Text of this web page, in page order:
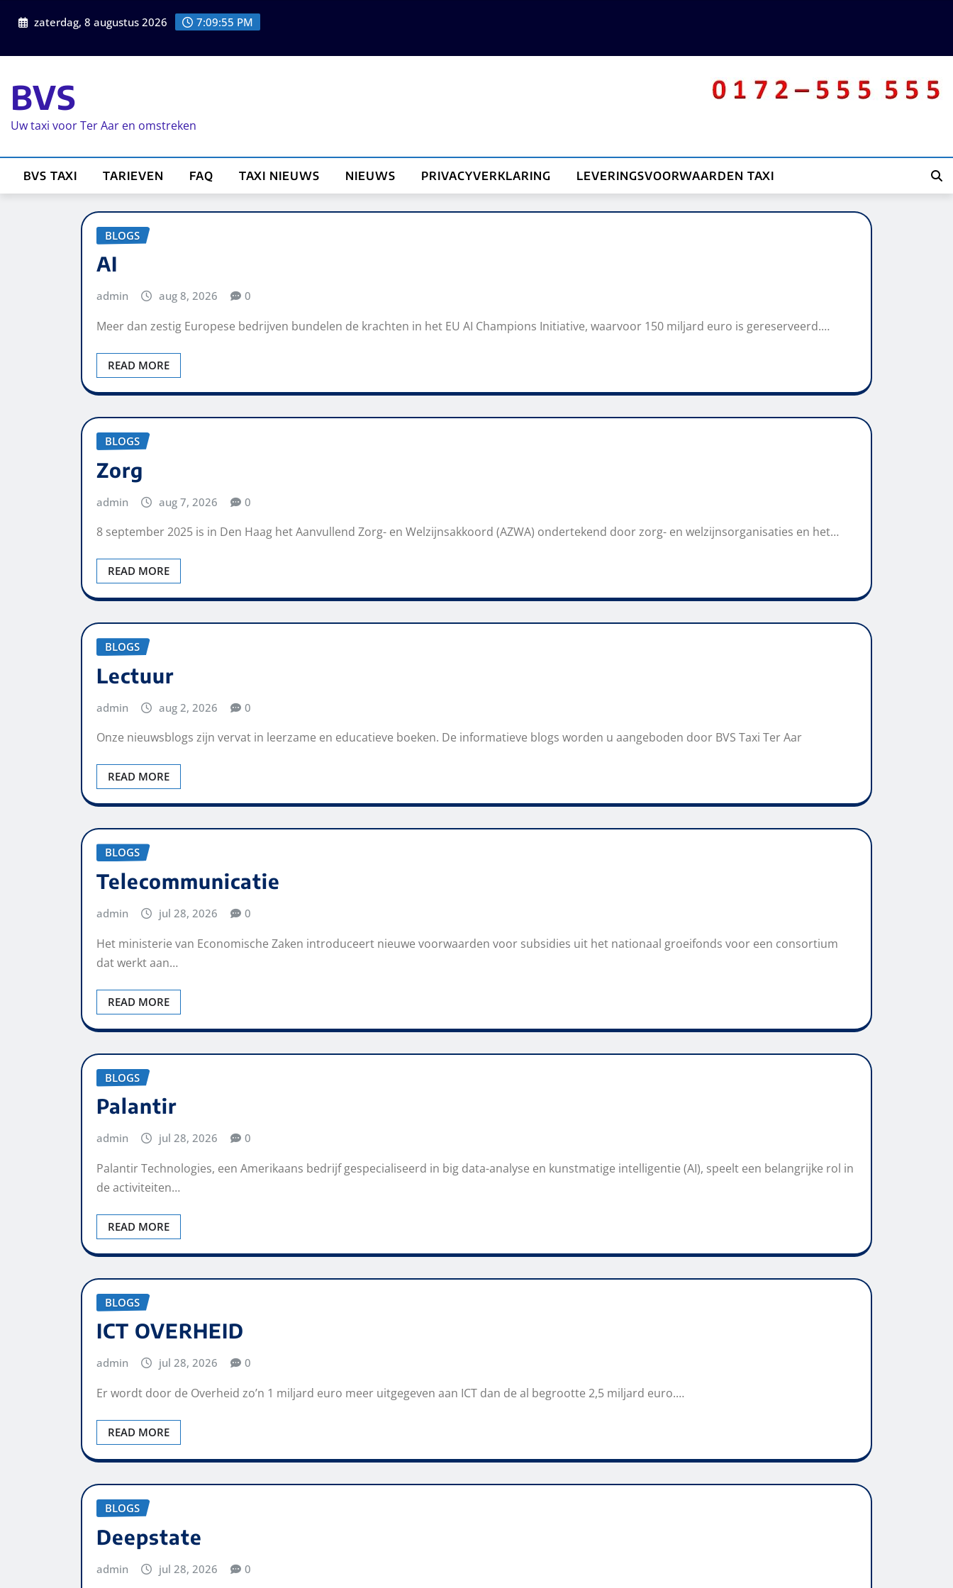
zaterdag, 8 augustus 2026 7:09:55 PM
BVS
Uw taxi voor Ter Aar en omstreken
BVS TAXI TARIEVEN FAQ TAXI NIEUWS NIEUWS PRIVACYVERKLARING LEVERINGSVOORWAARDEN TAXI
BLOGS
AI
admin aug 8, 2026 0
Meer dan zestig Europese bedrijven bundelen de krachten in het EU AI Champions Initiative, waarvoor 150 miljard euro is gereserveerd.…
READ MORE
BLOGS
Zorg
admin aug 7, 2026 0
8 september 2025 is in Den Haag het Aanvullend Zorg- en Welzijnsakkoord (AZWA) ondertekend door zorg- en welzijnsorganisaties en het…
READ MORE
BLOGS
Lectuur
admin aug 2, 2026 0
Onze nieuwsblogs zijn vervat in leerzame en educatieve boeken. De informatieve blogs worden u aangeboden door BVS Taxi Ter Aar
READ MORE
BLOGS
Telecommunicatie
admin jul 28, 2026 0
Het ministerie van Economische Zaken introduceert nieuwe voorwaarden voor subsidies uit het nationaal groeifonds voor een consortium
dat werkt aan…
READ MORE
BLOGS
Palantir
admin jul 28, 2026 0
Palantir Technologies, een Amerikaans bedrijf gespecialiseerd in big data-analyse en kunstmatige intelligentie (AI), speelt een belangrijke rol in
de activiteiten…
READ MORE
BLOGS
ICT OVERHEID
admin jul 28, 2026 0
Er wordt door de Overheid zo’n 1 miljard euro meer uitgegeven aan ICT dan de al begrootte 2,5 miljard euro.…
READ MORE
BLOGS
Deepstate
admin jul 28, 2026 0